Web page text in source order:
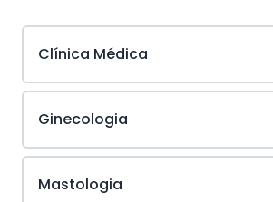
Clínica Médica
Ginecologia
Mastologia